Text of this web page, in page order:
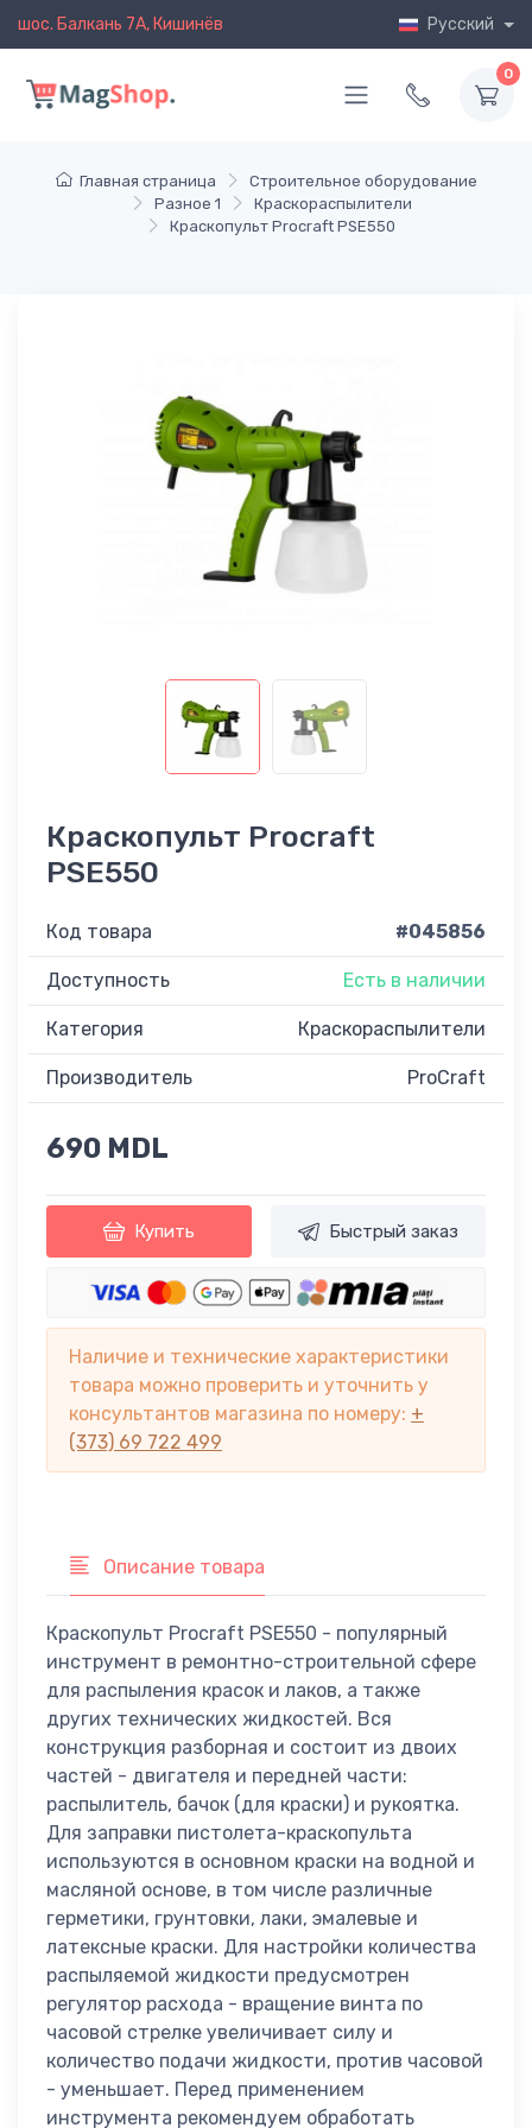
шос. Балкань 7A, Кишинёв Русский
0
Главная страница
Строительное оборудование
Разное 1
Краскораспылители
Краскопульт Procraft PSE550
Краскопульт Procraft
PSE550
Код товара #045856
Доступность Есть в наличии
Категория Краскораспылители
Производитель ProCraft
690 MDL
Купить Быстрый заказ
Наличие и технические характеристики
товара можно проверить и уточнить у
консультантов магазина по номеру: +
(373) 69 722 499
Описание товара
Краскопульт Procraft PSE550 - популярный
инструмент в ремонтно-строительной сфере
для распыления красок и лаков, а также
других технических жидкостей. Вся
конструкция разборная и состоит из двоих
частей - двигателя и передней части:
распылитель, бачок (для краски) и рукоятка.
Для заправки пистолета-краскопульта
используются в основном краски на водной и
масляной основе, в том числе различные
герметики, грунтовки, лаки, эмалевые и
латексные краски. Для настройки количества
распыляемой жидкости предусмотрен
регулятор расхода - вращение винта по
часовой стрелке увеличивает силу и
количество подачи жидкости, против часовой
- уменьшает. Перед применением
инструмента рекомендуем обработать